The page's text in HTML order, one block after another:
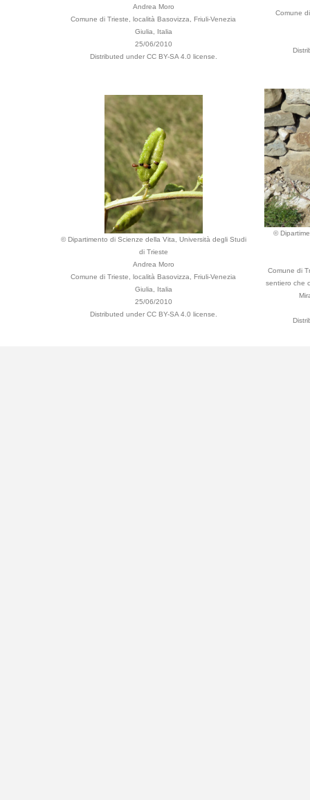
Andrea Moro
Comune di Trieste, località Basovizza, Friuli-Venezia
Giulia, Italia
25/06/2010
Distributed under CC BY-SA 4.0 license.
Comune
© Dipartimento di Scienze della Vita, Università degli Studi
di Trieste
Andrea Moro
Comune di Trieste, località Basovizza, Friuli-Venezia
Giulia, Italia
25/06/2010
Distributed under CC BY-SA 4.0 license.
©
Comune di
sentiero che